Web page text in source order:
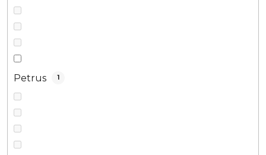
Petrus 1